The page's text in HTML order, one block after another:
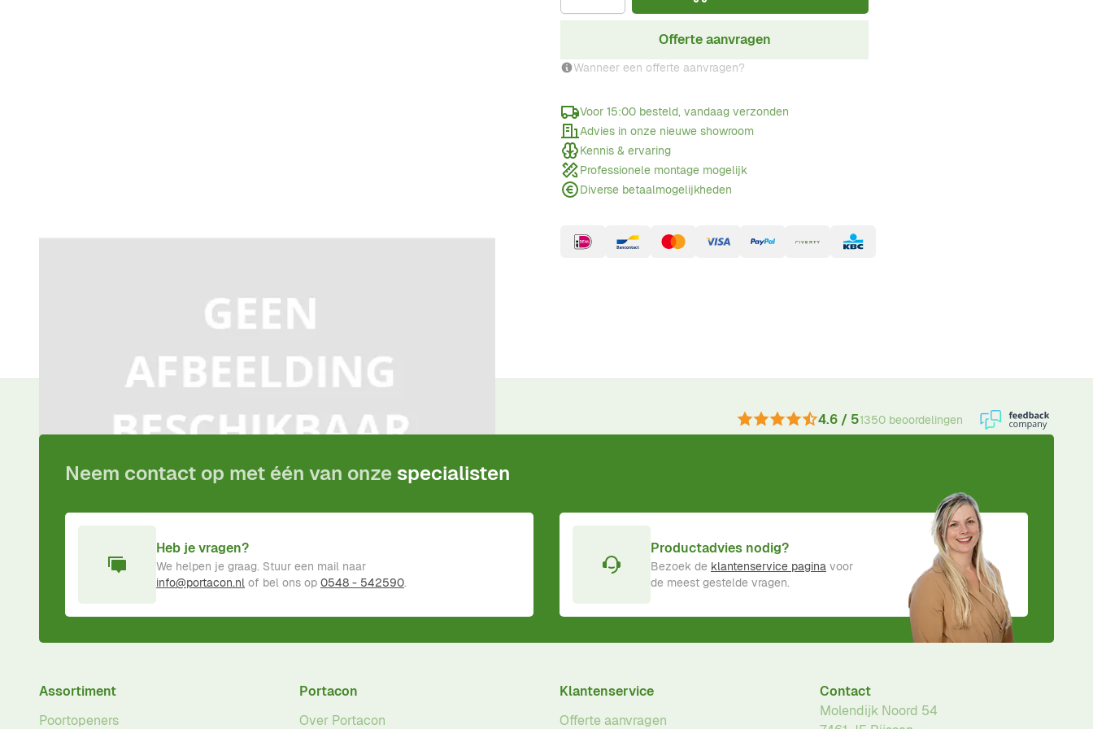
Offerte aanvragen
Wanneer een offerte aanvragen?
Voor 15:00 besteld, vandaag verzonden
Advies in onze nieuwe showroom
Kennis & ervaring
Professionele montage mogelijk
Diverse betaalmogelijkheden
besteld, vandaagverzonden! Inclusiefproductgarantie 4.6 / 51350 beoordelingen
Neem contact op met één van onze specialisten
Heb je vragen?
We helpen je graag. Stuur een mail naar
info@portacon.nl of bel ons op 0548 - 542590.
Productadvies nodig?
Bezoek de klantenservice pagina voor
de meest gestelde vragen.
Assortiment
Poortopeners
Portacon
Over Portacon
Klantenservice
Offerte aanvragen
Contact
Molendijk Noord 54